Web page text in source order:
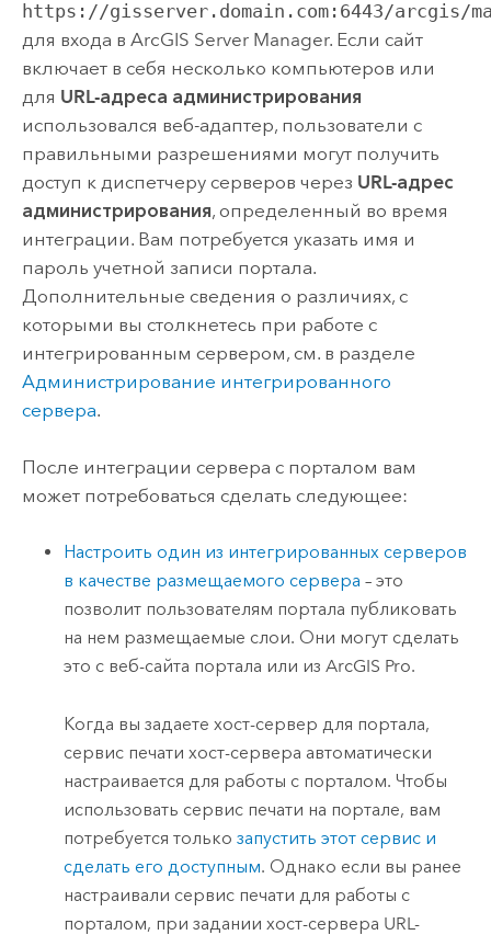
https://gisserver.domain.com:6443/arcgis/
для входа в ArcGIS ServerManager. Если сайт
включает в себя несколько компьютеров или
для URL-адреса администрирования
использовался веб-адаптер, пользователи с
правильными разрешениями могут получить
доступ к диспетчеру серверов через URL-адрес
администрирования, определенный во время
интеграции. Вам потребуется указать имя и
пароль учетной записи портала.
Дополнительные сведения о различиях, с
которыми вы столкнетесь при работе с
интегрированным сервером, см. в разделе
Администрирование интегрированного
сервера.
После интеграции сервера с порталом вам
может потребоваться сделать следующее:
Настроить один из интегрированных серверов
в качестве размещаемого сервера – это
позволит пользователям портала публиковать
на нем размещаемые слои. Они могут сделать
это с веб-сайта портала или изArcGIS Pro.
Когда вы задаете хост-сервер для портала,
сервис печати хост-сервера автоматически
настраивается для работы с порталом. Чтобы
использовать сервис печати на портале, вам
потребуется толькозапустить этот сервис и
сделать его доступным. Однако если вы ранее
настраивали сервис печати для работы с
порталом, при задании хост-сервера URL-